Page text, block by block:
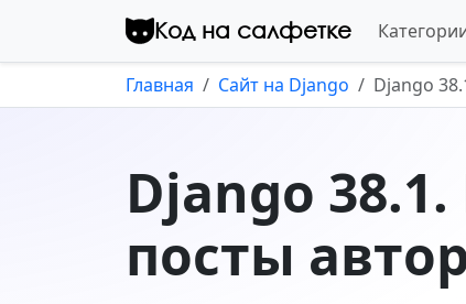
Перейти к контенту
Код на салфетке
Главная Сайт на Django Django
Django
посты
Комментарии
Django 42. Запуск Django-
проекта на VPS
Django 41. Комментарии к
постам
03 Апрель 2024
Комментарии